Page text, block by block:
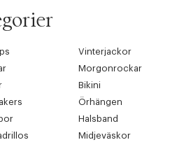
Vinterjackor
Morgonrockar
Bikini
Örhängen
Halsband
Midjeväskor